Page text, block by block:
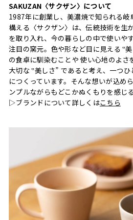
SAKUZAN〈サクザン〉について
1987年に創業し、美濃焼で知られる岐
構える〈サクザン〉は、伝統技術を生
を取り入れ、今の暮らしの中で使いや
注目の窯元。色や形など目に見える ‟
の食卓に馴染むことや 使い心地のよさ
大切な ‟美しさ” であると考え、一つ
につくっています。そんな想いが込め
ンプルながらもどこかぬくもりを感じ
▷ブランドについて詳しくはこちら